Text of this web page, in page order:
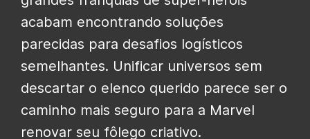
acabam encontrando soluções
parecidas para desafios logísticos
semelhantes. Unificar universos sem
descartar o elenco querido parece ser o
caminho mais seguro para a Marvel
renovar seu fôlego criativo.